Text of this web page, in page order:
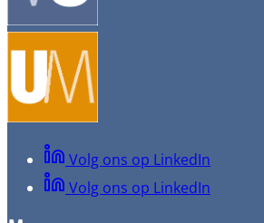
Volg ons op LinkedIn
Volg ons op LinkedIn